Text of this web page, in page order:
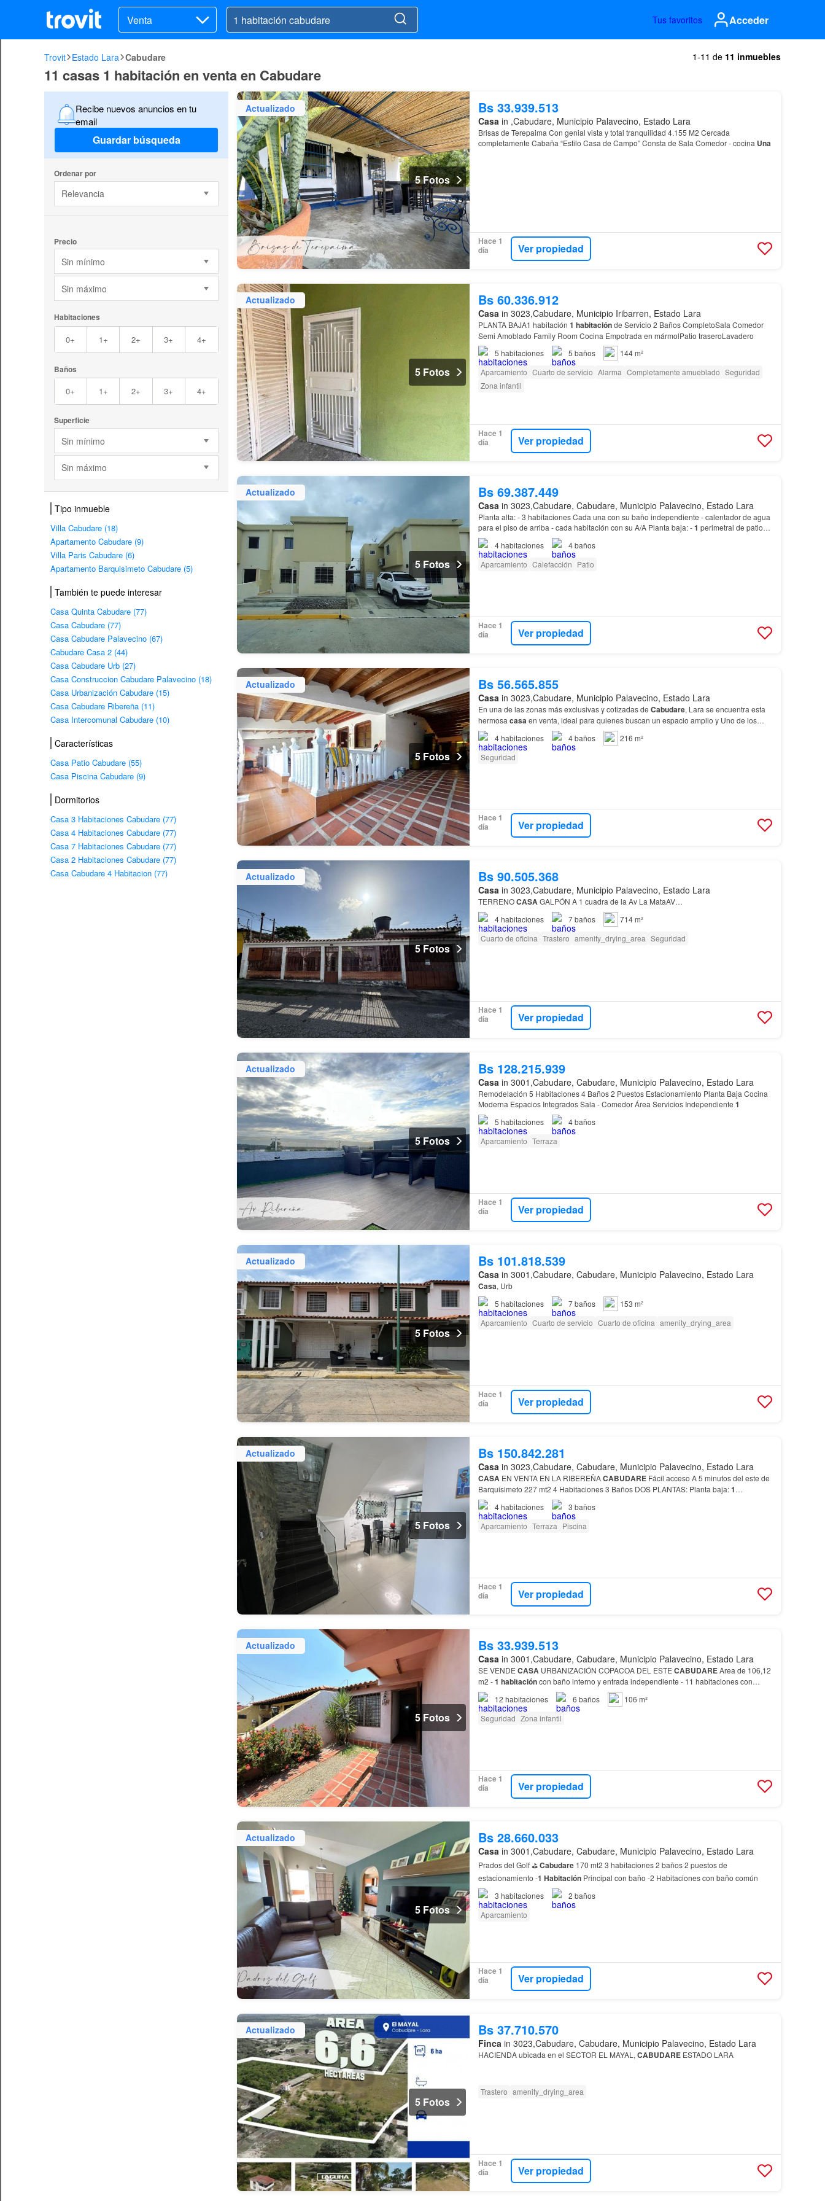
Venta Tus favoritos Acceder
Trovit Estado Lara Cabudare 1-11 de 11 inmuebles
11 casas 1 habitación en venta en Cabudare
Recibe nuevos anuncios en tu
email
Guardar búsqueda
Ordenar por
Relevancia
Precio
Sin mínimo
Sin máximo
Habitaciones
0+ 1+ 2+ 3+ 4+
Baños
0+ 1+ 2+ 3+ 4+
Superficie
Sin mínimo
Sin máximo
Tipo inmueble
Villa Cabudare (18)
Apartamento Cabudare (9)
Villa Paris Cabudare (6)
Apartamento Barquisimeto Cabudare (5)
También te puede interesar
Casa Quinta Cabudare (77)
Casa Cabudare (77)
Casa Cabudare Palavecino (67)
Cabudare Casa 2 (44)
Casa Cabudare Urb (27)
Casa Construccion Cabudare Palavecino (18)
Casa Urbanización Cabudare (15)
Casa Cabudare Ribereña (11)
Casa Intercomunal Cabudare (10)
Características
Casa Patio Cabudare (55)
Casa Piscina Cabudare (9)
Dormitorios
Casa 3 Habitaciones Cabudare (77)
Casa 4 Habitaciones Cabudare (77)
Casa 7 Habitaciones Cabudare (77)
Casa 2 Habitaciones Cabudare (77)
Casa Cabudare 4 Habitacion (77)
Actualizado
5 Fotos
Bs 33.939.513
Casain ,Cabudare, Municipio Palavecino, Estado Lara
Brisas de Terepaima Con genial vista y total tranquilidad 4.155 M2 Cercada
completamente Cabaña “Estilo Casa de Campo” Consta de Sala Comedor - cocina Una
Hace 1
día
Ver propiedad
Actualizado
5 Fotos
Bs 60.336.912
Casa in 3023,Cabudare, Municipio Iribarren, Estado Lara
PLANTA BAJA1 habitación 1 habitaciónde Servicio 2 Baños CompletoSala Comedor
Semi Amoblado Family Room Cocina Empotrada en mármolPatio traseroLavadero
5 habitaciones 5 baños
144 m²
Aparcamiento Cuarto de servicio Alarma Completamente amueblado Seguridad
Zona infantil
Hace 1
día
Ver propiedad
Actualizado
5 Fotos
Bs 69.387.449
Casa in 3023,Cabudare, Cabudare, Municipio Palavecino, Estado Lara
Planta alta: - 3 habitaciones Cada una con su baño independiente - calentador de agua
para el piso de arriba - cada habitación con su A/A Planta baja: -1 perimetral de patio
trasero reforzada - cerco eléctrico - conexión li…
4habitaciones 4baños
Aparcamiento Calefacción Patio
Hace 1
día
Ver propiedad
Actualizado
5 Fotos
Bs 56.565.855
Casa in 3023,Cabudare, Municipio Palavecino, Estado Lara
En una de las zonas más exclusivas y cotizadas de Cabudare, Lara se encuentra esta
hermosa casaen venta, ideal para quienes buscan un espacio amplio y Uno de los
principales atractivos de esta
es su cocina, totalmente e…
4habitaciones 4baños
216 m²
Seguridad
Hace 1
día
Ver propiedad
Actualizado
5 Fotos
Bs 90.505.368
Casa in 3023,Cabudare, Municipio Palavecino, Estado Lara
TERRENOCASAGALPÓN A 1 cuadra de la Av La MataAV…
4habitaciones 7baños
714 m²
Cuarto de oficina Trastero amenity_drying_area Seguridad
Hace 1
día
Ver propiedad
Actualizado
5 Fotos
Bs 128.215.939
Casa in 3001,Cabudare, Cabudare, Municipio Palavecino, Estado Lara
Remodelación 5 Habitaciones 4 Baños 2 Puestos Estacionamiento Planta Baja Cocina
Moderna Espacios Integrados Sala - Comedor Área Servicios Independiente 1
5 habitaciones 4baños
Aparcamiento Terraza
Hace 1
día
Ver propiedad
Actualizado
5 Fotos
Bs 101.818.539
Casa in 3001,Cabudare, Cabudare, Municipio Palavecino, Estado Lara
Casa, Urb
5 habitaciones 7baños
153 m²
Aparcamiento Cuarto de servicio Cuarto de oficina amenity_drying_area
Hace 1
día
Ver propiedad
Actualizado
5 Fotos
Bs 150.842.281
Casa in 3023,Cabudare, Cabudare, Municipio Palavecino, Estado Lara
CASA EN VENTA EN LA RIBEREÑACABUDAREFácil acceso A 5 minutos del este de
Barquisimeto 227 mt2 4 Habitaciones 3 Baños DOS PLANTAS: Planta baja:1
Habitación
4habitaciones 3 baños
Aparcamiento Terraza Piscina
Hace 1
día
Ver propiedad
Actualizado
5 Fotos
Bs 33.939.513
Casa in 3001,Cabudare, Cabudare, Municipio Palavecino, Estado Lara
SE VENDE CASA URBANIZACIÓN COPACOA DEL ESTE CABUDAREArea de 106,12
m2 -1 habitacióncon baño interno y entrada independiente - 11 habitaciones con
closet
12 habitaciones 6 baños
106 m²
Seguridad Zona infantil
Hace 1
día
Ver propiedad
Actualizado
5 Fotos
Bs 28.660.033
Casa in 3001,Cabudare, Cabudare, Municipio Palavecino, Estado Lara
Prados del Golf ⛳Cabudare170 mt2 3 habitaciones 2 baños 2 puestos de
estacionamiento -1 HabitaciónPrincipal con baño -2 Habitaciones con baño común
3 habitaciones 2 baños
Aparcamiento
Hace 1
día
Ver propiedad
Actualizado
5 Fotos
Bs 37.710.570
Finca in 3023,Cabudare, Cabudare, Municipio Palavecino, Estado Lara
HACIENDA ubicada en el SECTOR EL MAYAL, CABUDAREESTADO LARA
Trastero amenity_drying_area
Hace 1
día
Ver propiedad